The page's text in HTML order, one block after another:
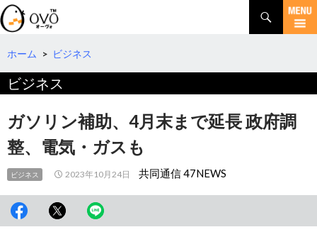
検
索
コ
テ
へ
動
ホーム > ビジネス
ビジネス
ガソリン補助、4月末まで延長 政府調
整、電気・ガスも
ビジネス 2023年10月24日 共同通信 47NEWS